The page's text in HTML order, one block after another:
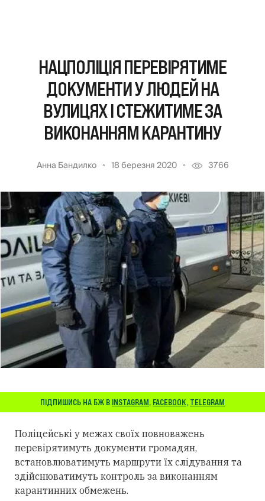
НАЦПОЛІЦІЯ ПЕРЕВІРЯТИМЕ
ДОКУМЕНТИ У ЛЮДЕЙ НА
ВУЛИЦЯХ І СТЕЖИТИМЕ ЗА
ВИКОНАННЯМ КАРАНТИНУ
Анна Бандилко 18 березня 2020 3766
ПІДПИШИСЬ НА БЖ В INSTAGRAM, FACEBOOK, TELEGRAM
Поліцейські у межах своїх повноважень
перевірятимуть документи громадян,
встановлюватимуть маршрути їх слідування та
здійснюватимуть контроль за виконанням
карантинних обмежень.